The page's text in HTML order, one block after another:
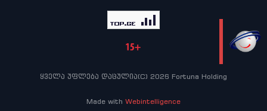
LIVE
ყველა უფლება დაცულია(C) 2026 Fortuna Holding
Made with Webintelligence